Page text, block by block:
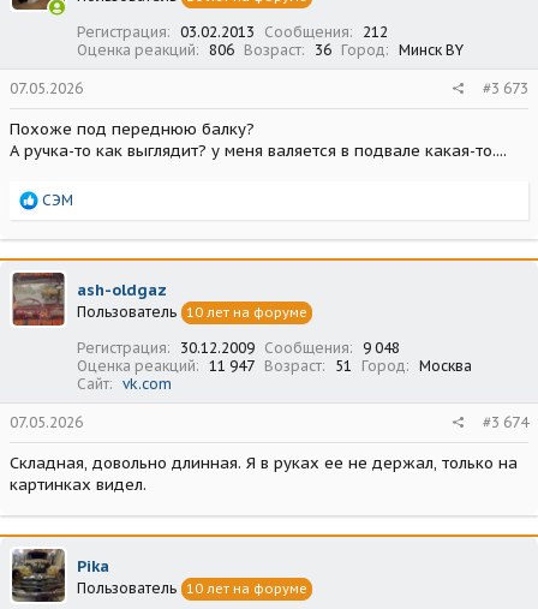
Регистрация 03.02.2013 Сообщения
212
Оценка реакций
806 Возраст 36 Город Минск BY
07.05.2026 #3 673
Похоже под переднюю балку?
А ручка-то как выглядит? у меня валяется в подвале какая-то....
Р
а
к
ц
и
и
СЭМ
ash-oldgaz
Пользователь 10 лет на форуме
Регистрация 30.12.2009 Сообщения
9 048
Оценка реакций
11 947 Возраст 51 Город
Москва
Сайт
vk.com
07.05.2026 #3 674
Складная, довольно длинная. Я в руках ее не держал, только на
картинках видел.
Pika
Пользователь 10 лет на форуме